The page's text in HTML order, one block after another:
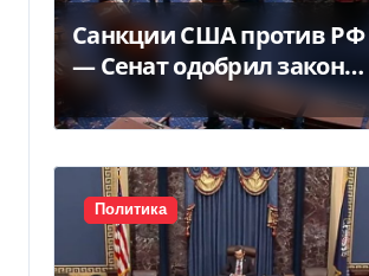
Санкции США против РФ
— Сенат одобрил закон
Грема — Фокус
Политика